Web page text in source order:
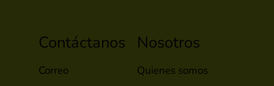
Contáctanos
Correo
Nosotros
Quienes somos